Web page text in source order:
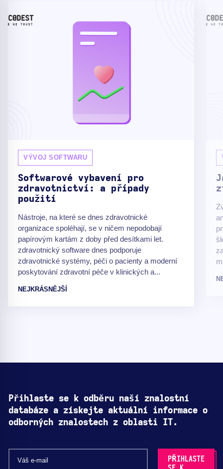
VÝVOJ SOFTWARU
Softwarové vybavení pro
zdravotnictví: a případy
použití
Nástroje, na které se dnes zdravotnické
organizace spoléhají, se v ničem nepodobají
papírovým kartám z doby před desítkami let.
zdravotnický software dnes podporuje
zdravotnické systémy, péči o pacienty a moderní
poskytování zdravotní péče v klinických a...
NEJKRÁSNĚJŠÍ
Přihlaste se k odběru naší znalostní
databáze a získejte aktuální informace o
odborných znalostech z oblasti IT.